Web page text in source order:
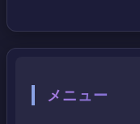
メニュー